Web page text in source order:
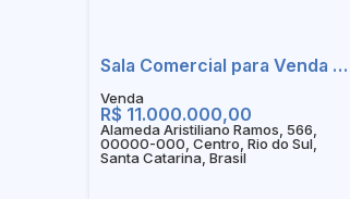
Sala Comercial para Venda em Rio do Sul - SC
R$ 11.000.000,00
Alameda Aristiliano Ramos, 566,
00000-000, Centro, Rio do Sul,
Santa Catarina, Brasil